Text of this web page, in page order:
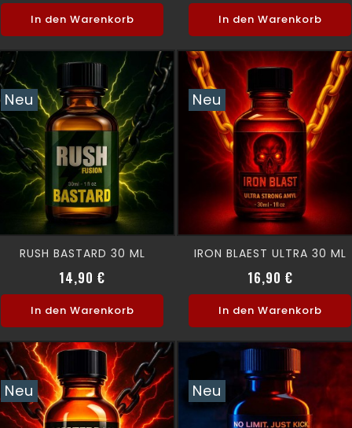
In den Warenkorb In den Warenkorb
Neu
RUSH BASTARD 30 ML
14,90 €
In den Warenkorb
Neu
IRON BLAEST ULTRA 30 ML
16,90 €Preis
In den Warenkorb
Neu Neu